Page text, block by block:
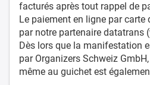
facturés après tout rappel de
Le paiement en ligne par carte
par notre partenaire datatrans
Dès lors que la manifestation
par Organizers Schweiz
même au guichet est